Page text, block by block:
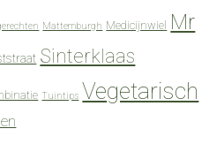
Mattemburgh Medicijnwiel Mr
Sinterklaas
Tuintips Vegetarisch